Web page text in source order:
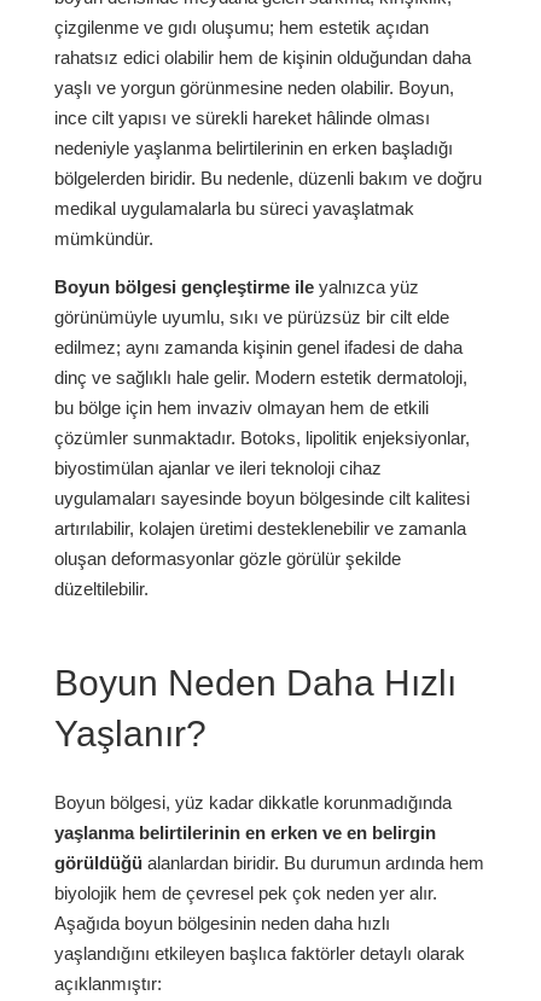
çizgilenme ve gıdı oluşumu; hem estetik açıdan
rahatsız edici olabilir hem de kişinin olduğundan daha
yaşlı ve yorgun görünmesine neden olabilir. Boyun,
ince cilt yapısı ve sürekli hareket hâlinde olması
nedeniyle yaşlanma belirtilerinin en erken başladığı
bölgelerden biridir. Bu nedenle, düzenli bakım ve doğru
medikal uygulamalarla bu süreci yavaşlatmak
mümkündür.
Boyun bölgesi gençleştirme ile yalnızca yüz
görünümüyle uyumlu, sıkı ve pürüzsüz bir cilt elde
edilmez; aynı zamanda kişinin genel ifadesi de daha
dinç ve sağlıklı hale gelir. Modern estetik dermatoloji,
bu bölge için hem invaziv olmayan hem de etkili
çözümler sunmaktadır. Botoks, lipolitik enjeksiyonlar,
biyostimülan ajanlar ve ileri teknoloji cihaz
uygulamaları sayesinde boyun bölgesinde cilt kalitesi
artırılabilir, kolajen üretimi desteklenebilir ve zamanla
oluşan deformasyonlar gözle görülür şekilde
düzeltilebilir.
Boyun Neden Daha Hızlı
Yaşlanır?
Boyun bölgesi, yüz kadar dikkatle korunmadığında
yaşlanma belirtilerinin en erken ve en belirgin
görüldüğü alanlardan biridir. Bu durumun ardında hem
biyolojik hem de çevresel pek çok neden yer alır.
Aşağıda boyun bölgesinin neden daha hızlı
yaşlandığını etkileyen başlıca faktörler detaylı olarak
açıklanmıştır: